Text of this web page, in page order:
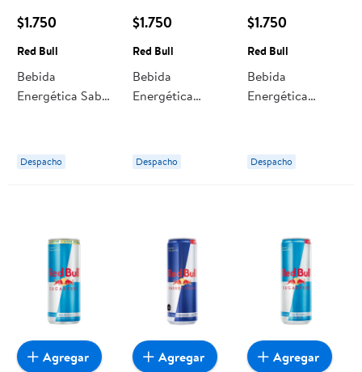
$1.750
Red Bull
Bebida
Energética Sabor
Despacho
$1.750
Red Bull
Bebida
Energética
Despacho
$1.750
Red Bull
Bebida
Energética
Despacho
Agregar Agregar Agregar